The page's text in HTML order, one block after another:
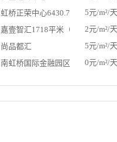
虹桥正荣中心6430.71平米（独栋）
5元/m²/天
嘉壹智汇1718平米（独栋）2元/m²/天
尚品都汇
5元/m²/天
南虹桥国际金融园区
0元/m²/天